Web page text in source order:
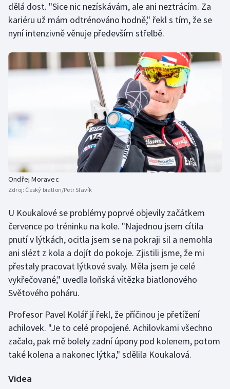
Plážový volejbal
Rychlobruslení
Short track
Sportovní střelba
Stolní tenis
Triatlon
Veslování
Vodní slalom
Volejbal
Ostatní
dělá dost. "Sice nic nezískávám, ale ani neztrácím. Za
kariéru už mám odtrénováno hodně," řekl s tím, že se
nyní intenzivně věnuje především střelbě.
Ondřej Moravec
Zdroj: Český biatlon/Petr Slavík
U Koukalové se problémy poprvé objevily začátkem
července po tréninku na kole. "Najednou jsem cítila
pnutí v lýtkách, ocitla jsem se na pokraji sil a nemohla
ani slézt z kola a dojít do pokoje. Zjistili jsme, že mi
přestaly pracovat lýtkové svaly. Měla jsem je celé
vykřečované," uvedla loňská vítězka biatlonového
Světového poháru.
Profesor Pavel Kolář jí řekl, že příčinou je přetížení
achilovek. "Je to celé propojené. Achilovkami všechno
začalo, pak mě bolely zadní úpony pod kolenem, potom
také kolena a nakonec lýtka," sdělila Koukalová.
Videa